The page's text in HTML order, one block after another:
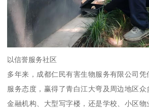
以信誉服务社区
多年来，成都仁民有害生物服务有限公司
服务态度，赢得了青白江大弯及周边地区
金融机构、大型写字楼，还是学校、小区